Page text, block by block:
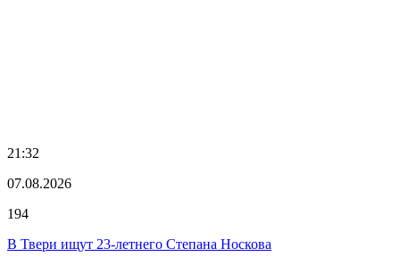
21:32
07.08.2026
194
В Твери ищут 23-летнего Степана Носкова